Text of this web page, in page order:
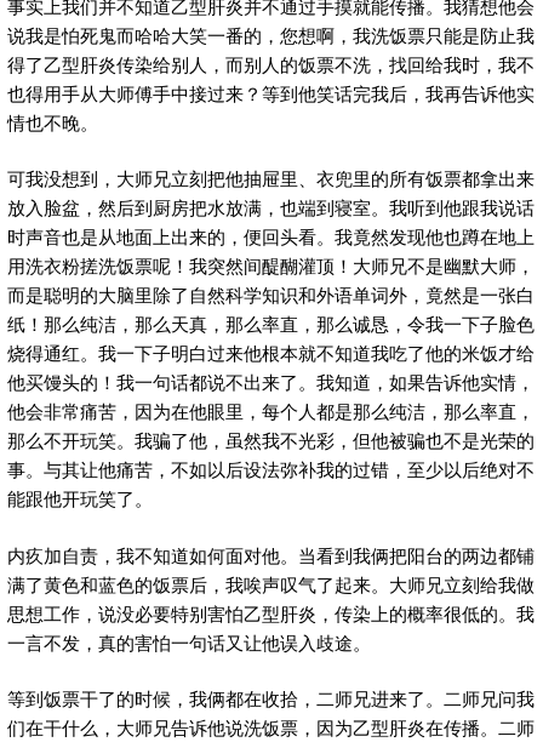
事实上我们并不知道乙型肝炎并不通过手摸就能传播。我猜想他会
说我是怕死鬼而哈哈大笑一番的，您想啊，我洗饭票只能是防止我
得了乙型肝炎传染给别人，而别人的饭票不洗，找回给我时，我不
也得用手从大师傅手中接过来？等到他笑话完我后，我再告诉他实
情也不晚。
可我没想到，大师兄立刻把他抽屉里、衣兜里的所有饭票都拿出来
放入脸盆，然后到厨房把水放满，也端到寝室。我听到他跟我说话
时声音也是从地面上出来的，便回头看。我竟然发现他也蹲在地上
用洗衣粉搓洗饭票呢！我突然间醍醐灌顶！大师兄不是幽默大师，
而是聪明的大脑里除了自然科学知识和外语单词外，竟然是一张白
纸！那么纯洁，那么天真，那么率直，那么诚恳，令我一下子脸色
烧得通红。我一下子明白过来他根本就不知道我吃了他的米饭才给
他买馒头的！我一句话都说不出来了。我知道，如果告诉他实情，
他会非常痛苦，因为在他眼里，每个人都是那么纯洁，那么率直，
那么不开玩笑。我骗了他，虽然我不光彩，但他被骗也不是光荣的
事。与其让他痛苦，不如以后设法弥补我的过错，至少以后绝对不
能跟他开玩笑了。
内疚加自责，我不知道如何面对他。当看到我俩把阳台的两边都铺
满了黄色和蓝色的饭票后，我唉声叹气了起来。大师兄立刻给我做
思想工作，说没必要特别害怕乙型肝炎，传染上的概率很低的。我
一言不发，真的害怕一句话又让他误入歧途。
等到饭票干了的时候，我俩都在收拾，二师兄进来了。二师兄问我
们在干什么，大师兄告诉他说洗饭票，因为乙型肝炎在传播。二师